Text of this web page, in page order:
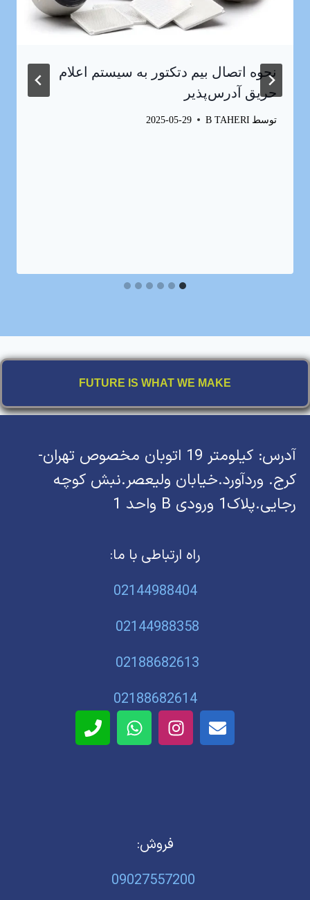
نحوه اتصال بیم دتکتور به سیستم اعلام
حریق آدرس‌پذیر
توسط B TAHERI
2025-05-29
FUTURE IS WHAT WE MAKE
آدرس: کیلومتر 19 اتوبان مخصوص تهران-
کرج. وردآورد.خیابان ولیعصر.نبش کوچه
رجایی.پلاک1 ورودی B واحد 1
راه ارتباطی با ما:
02144988404
02144988358
02188682613
02188682614
فروش:
09027557200